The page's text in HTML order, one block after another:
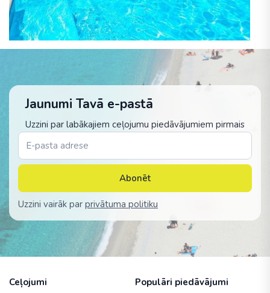
Jaunumi Tavā e-pastā
Uzzini par labākajiem ceļojumu piedāvājumiem pirmais
Abonēt
Uzzini vairāk par privātuma politiku
Ceļojumi
Populāri piedāvājumi